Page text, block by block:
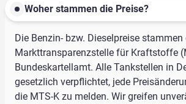
Woher stammen die Preise?
Die Benzin- bzw. Dieselpreise
Markttransparenzstelle für Kraftstoffe
Bundeskartellamt. Alle Tankstellen in
gesetzlich verpflichtet, jede
die MTS-K zu melden. Wir greifen